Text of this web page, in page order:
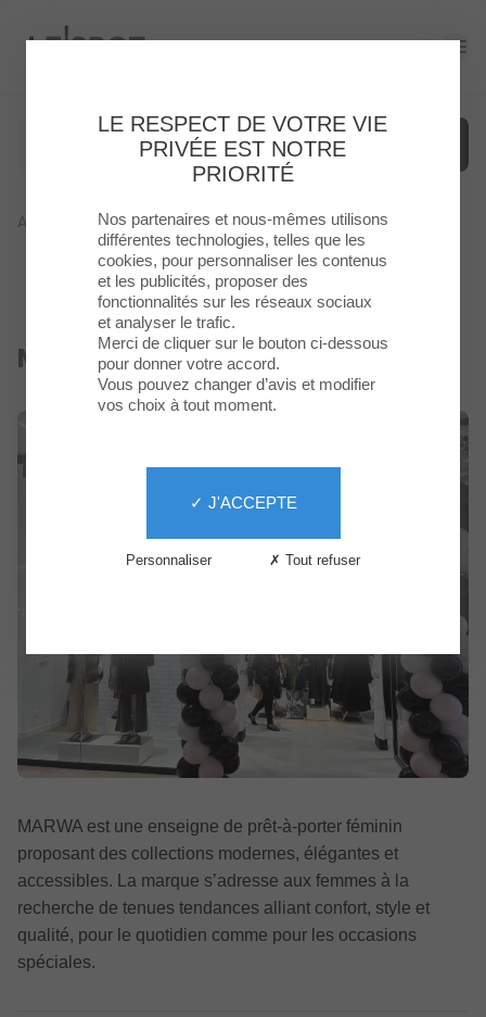
Le Spot
Menu
Enseignes
Food
Culture
Accueil Boutique > MARWA
MARWA Fermé
MARWA est une enseigne de prêt-à-porter féminin
proposant des collections modernes, élégantes et
accessibles. La marque s’adresse aux femmes à la
recherche de tenues tendances alliant confort, style et
qualité, pour le quotidien comme pour les occasions
spéciales.
LE RESPECT DE VOTRE VIE
PRIVÉE EST NOTRE
PRIORITÉ
Nos partenaires et nous-mêmes utilisons
différentes technologies, telles que les
cookies, pour personnaliser les contenus
et les publicités, proposer des
fonctionnalités sur les réseaux sociaux
et analyser le trafic.
Merci de cliquer sur le bouton ci-dessous
pour donner votre accord.
Vous pouvez changer d’avis et modifier
vos choix à tout moment.
✓ J'ACCEPTE
✗ Tout refuser
Personnaliser